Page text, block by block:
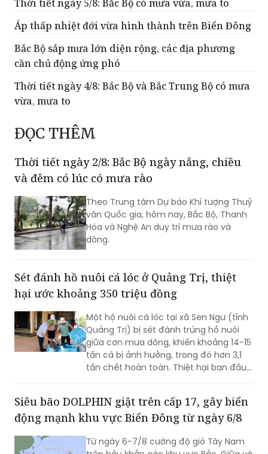
Thời tiết ngày 5/8: Bắc Bộ có mưa vừa, mưa to
Áp thấp nhiệt đới vừa hình thành trên Biển Đông
Bắc Bộ sắp mưa lớn diện rộng, các địa phương
cần chủ động ứng phó
Thời tiết ngày 4/8: Bắc Bộ và Bắc Trung Bộ có mưa
vừa, mưa to
ĐỌC THÊM
Thời tiết ngày 2/8: Bắc Bộ ngày nắng, chiều
và đêm có lúc có mưa rào
Theo Trung tâm Dự báo Khí tượng Thuỷ
văn Quốc gia, hôm nay, Bắc Bộ, Thanh
Hóa và Nghệ An duy trì mưa rào và
dông.
Sét đánh hồ nuôi cá lóc ở Quảng Trị, thiệt
hại ước khoảng 350 triệu đồng
Một hộ nuôi cá lóc tại xã Sen Ngư (tỉnh
Quảng Trị) bị sét đánh trúng hồ nuôi
giữa cơn mưa dông, khiến khoảng 14-15
tấn cá bị ảnh hưởng, trong đó hơn 3,1
tấn chết hoàn toàn. Thiệt hại ban đầu
Siêu bão DOLPHIN giật trên cấp 17, gây biển
động mạnh khu vực Biển Đông từ ngày 6/8
Từ ngày 6-7/8 cường độ gió Tây Nam